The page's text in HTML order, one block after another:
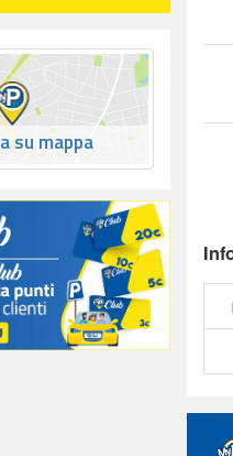
su mappa